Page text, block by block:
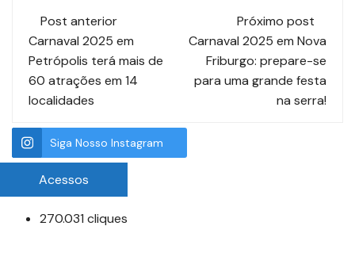
Post anterior
Carnaval 2025 em
Petrópolis terá mais de
60 atrações em 14
localidades
Próximo post
Carnaval 2025 em Nova
Friburgo: prepare-se
para uma grande festa
na serra!
Siga Nosso Instagram
Acessos
270.031 cliques